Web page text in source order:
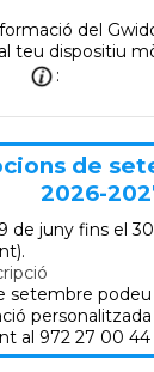
del
teu dispositiu
:
de
2026-
de juny fins el
setembre podeu
al 972 27 00 44